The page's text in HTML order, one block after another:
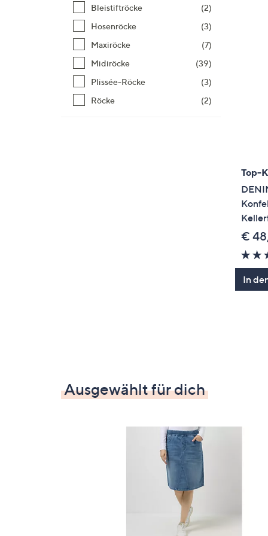
Bleistiftröcke
(2)
Hosenröcke
(3)
Maxiröcke
(7)
Midiröcke
(39)
Plissée-Röcke
(3)
Röcke
(2)
Top-
€
In
Ausgewählt für dich